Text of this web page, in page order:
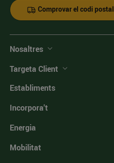
Comprovar el codi postal
Nosaltres
Targeta Client
Establiments
Incorpora't
Energia
Mobilitat